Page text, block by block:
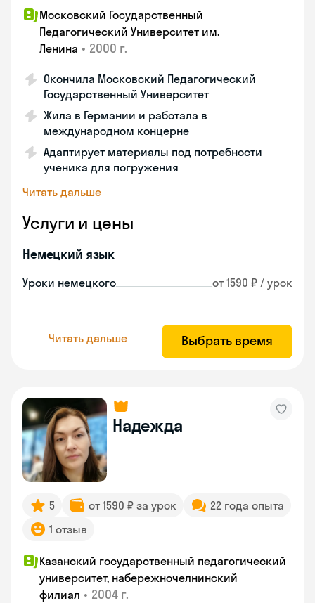
Московский Государственный
Педагогический Университет им.
Ленина • 2000 г.
Окончила Московский Педагогический
Государственный Университет
Жила в Германии и работала в
международном концерне
Адаптирует материалы под потребности
ученика для погружения
Читать дальше
Услуги и цены
Немецкий язык
Уроки немецкого от 1590 ₽ / урок
Читать дальше Выбрать время
Надежда
5 от 1590 ₽ за урок
22 года опыта
1 отзыв
Казанский государственный педагогический
университет, набережночелнинский
филиал • 2004 г.